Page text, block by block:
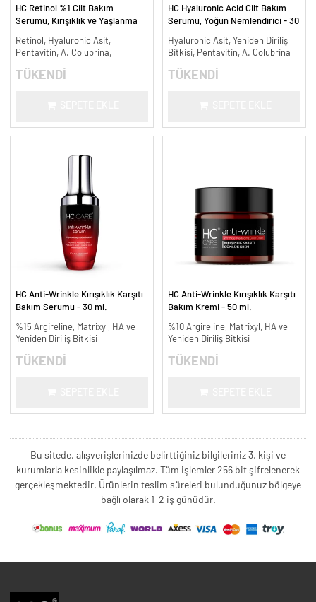
HC Retinol %1 Cilt Bakım
Serumu, Kırışıklık ve Yaşlanma
Retinol, Hyaluronic Asit,
Pentavitin, A. Colubrina,
Bisabolol
TÜKENDİ
HC Hyaluronic Acid Cilt Bakım
Serumu, Yoğun Nemlendirici - 30
Hyaluronic Asit, Yeniden Diriliş
Bitkisi, Pentavitin, A. Colubrina
TÜKENDİ
HC Anti-Wrinkle Kırışıklık Karşıtı
Bakım Serumu - 30 ml.
%15 Argireline, Matrixyl, HA ve
Yeniden Diriliş Bitkisi
TÜKENDİ
HC Anti-Wrinkle Kırışıklık Karşıtı
Bakım Kremi - 50 ml.
%10 Argireline, Matrixyl, HA ve
Yeniden Diriliş Bitkisi
TÜKENDİ
Bu sitede, alışverişlerinizde belirttiğiniz bilgileriniz 3. kişi ve
kurumlarla kesinlikle paylaşılmaz. Tüm işlemler 256 bit şifrelenerek
gerçekleşmektedir. Ürünlerin teslim süreleri bulunduğunuz bölgeye
bağlı olarak 1-2 iş günüdür.